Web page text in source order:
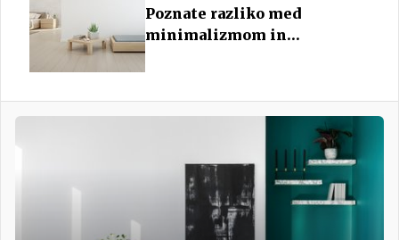
Poznate razliko med
minimalizmom in